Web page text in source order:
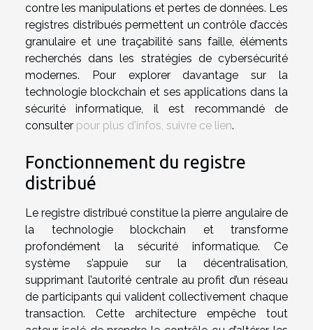
contre les manipulations et pertes de données. Les
registres distribués permettent un contrôle d’accès
granulaire et une traçabilité sans faille, éléments
recherchés dans les stratégies de cybersécurité
modernes. Pour explorer davantage sur la
technologie blockchain et ses applications dans la
sécurité informatique, il est recommandé de
consulter pour plus d'infos, suivre ce lien.
Fonctionnement du registre
distribué
Le registre distribué constitue la pierre angulaire de
la technologie blockchain et transforme
profondément la sécurité informatique. Ce
système s’appuie sur la décentralisation,
supprimant l’autorité centrale au profit d’un réseau
de participants qui valident collectivement chaque
transaction. Cette architecture empêche tout